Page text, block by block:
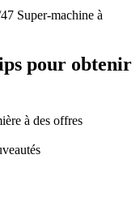
Super-machine à
pour obtenir
à des offres